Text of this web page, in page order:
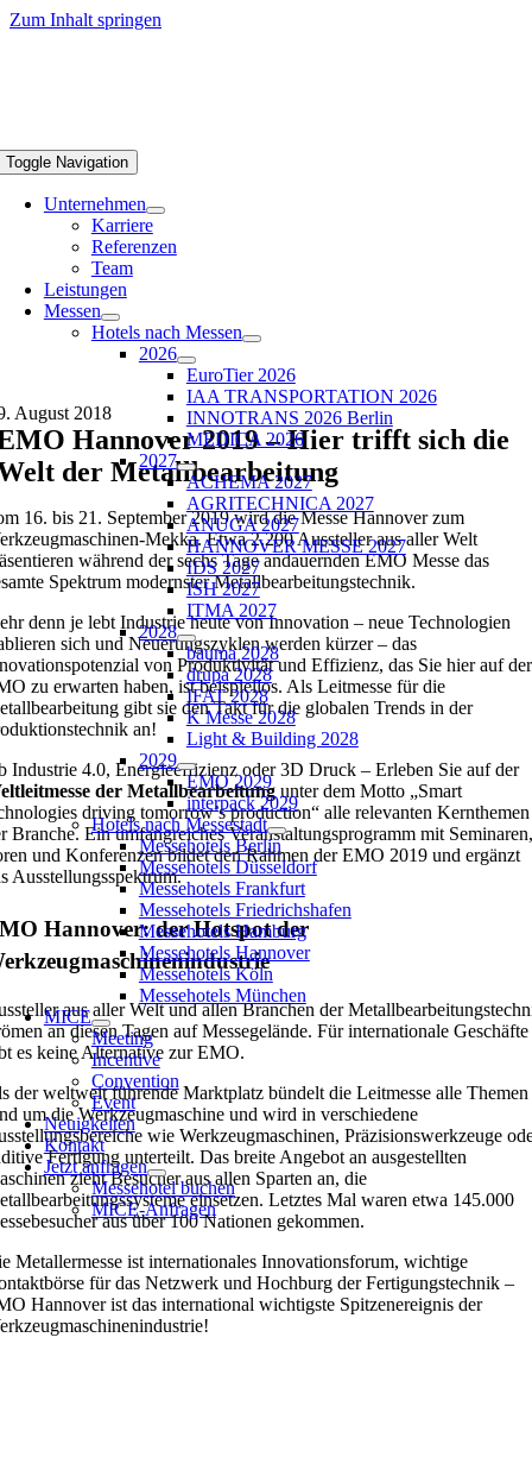
Zum Inhalt springen
Toggle Navigation
Unternehmen
Karriere
Referenzen
Team
Leistungen
Messen
Hotels nach Messen
2026
EuroTier 2026
IAA TRANSPORTATION 2026
INNOTRANS 2026 Berlin
MEDICA 2026
2027
ACHEMA 2027
AGRITECHNICA 2027
ANUGA 2027
HANNOVER MESSE 2027
IDS 2027
ISH 2027
ITMA 2027
2028
bauma 2028
drupa 2028
IFAT 2028
K Messe 2028
Light & Building 2028
2029
EMO 2029
interpack 2029
Hotels nach Messestadt
Messehotels Berlin
Messehotels Düsseldorf
Messehotels Frankfurt
Messehotels Friedrichshafen
Messehotels Hamburg
Messehotels Hannover
Messehotels Köln
Messehotels München
MICE
Meeting
Incentive
Convention
Event
Neuigkeiten
Kontakt
Jetzt anfragen
Messehotel buchen
MICE-Anfragen
August 2018
Hannover 2019 – Hier trifft sich die
der Metallbearbeitung
16. bis 21. September 2019 wird die Messe Hannover zum
Mekka. Etwa 2.200 Aussteller aus aller Welt
während der sechs Tage andauernden EMO Messe das
Spektrum modernster Metallbearbeitungstechnik.
denn je lebt Industrie heute von Innovation – neue Technologien
sich und Neuerungszyklen werden kürzer – das
von Produktivität und Effizienz, das Sie hier auf der
zu erwarten haben, ist beispiellos. Als Leitmesse für die
gibt sie den Takt für die globalen Trends in der
an!
Industrie 4.0, Energieeffizienz oder 3D Druck – Erleben Sie auf der
der Metallbearbeitungunter dem Motto „Smart
driving tomorrow’s production“ alle relevanten Kernthemen
Branche. Ein umfangreiches Veranstaltungsprogramm mit Seminaren,
und Konferenzen bildet den Rahmen der EMO 2019 und ergänzt
Ausstellungsspektrum.
Hannover: der Hotspot der
aus aller Welt und allen Branchen der
an diesen Tagen auf Messegelände. Für internationale Geschäfte
es keine Alternative zur EMO.
der weltweit führende Marktplatz bündelt die Leitmesse alle Themen
um die Werkzeugmaschine und wird in verschiedene
wie Werkzeugmaschinen, Präzisionswerkzeuge
Fertigung unterteilt. Das breite Angebot an ausgestellten
zieht Besucher aus allen Sparten an, die
einsetzen. Letztes Mal waren etwa 145.000
aus über 100 Nationen gekommen.
Metallermesse ist internationales Innovationsforum, wichtige
für das Netzwerk und Hochburg der Fertigungstechnik –
Hannover ist das international wichtigste Spitzenereignis der